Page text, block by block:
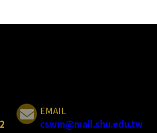
EMAIL
cswm@mail.shu.edu.tw